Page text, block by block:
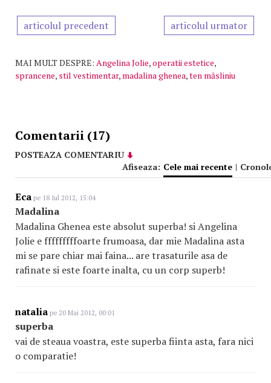
articolul precedent articolul urmator
MAI MULT DESPRE: Angelina Jolie,operatii estetice,
sprancene, stil vestimentar, madalina ghenea,ten măsliniu
Comentarii (17)
POSTEAZA COMENTARIU
Afiseaza: Cele mai recente |
Eca pe 18 Iul 2012, 15:04
Madalina
Madalina Ghenea este absolut superba! si Angelina
Jolie e fffffffffoarte frumoasa, dar mie Madalina asta
mi se pare chiar mai faina... are trasaturile asa de
rafinate si este foarte inalta, cu un corp superb!
natalia pe 20 Mai 2012, 00:01
superba
vai de steaua voastra, este superba fiinta asta, fara nici
o comparatie!